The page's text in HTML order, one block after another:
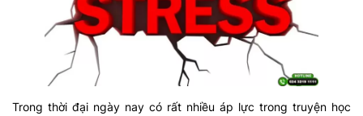
Trong thời đại ngày nay có rất nhiều áp lực trong truyện học